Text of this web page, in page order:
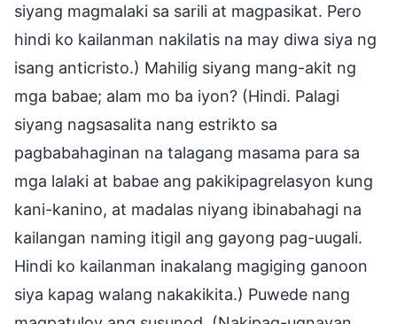
siyang magmalaki sa sarili at magpasikat. Pero
hindi ko kailanman nakilatis na may diwa siya ng
isang anticristo.) Mahilig siyang mang-akit ng
mga babae; alam mo ba iyon? (Hindi. Palagi
siyang nagsasalita nang estrikto sa
pagbabahaginan na talagang masama para sa
mga lalaki at babae ang pakikipagrelasyon kung
kani-kanino, at madalas niyang ibinabahagi na
kailangan naming itigil ang gayong pag-uugali.
Hindi ko kailanman inakalang magiging ganoon
siya kapag walang nakakikita.) Puwede nang